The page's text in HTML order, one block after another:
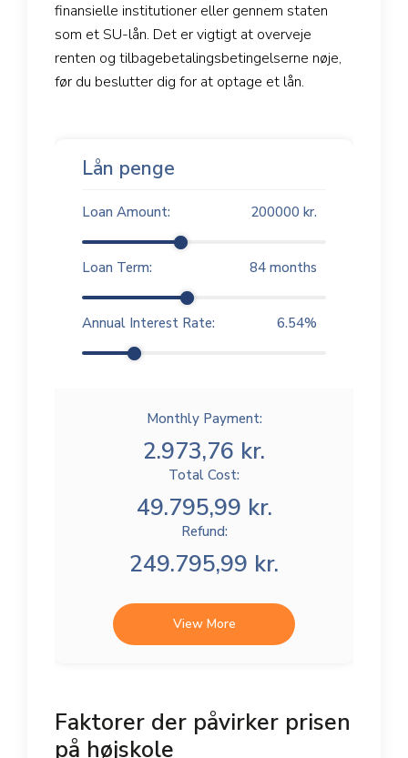
finansielle institutioner eller gennem staten
som et SU-lån. Det er vigtigt at overveje
renten og tilbagebetalingsbetingelserne nøje,
før du beslutter dig for at optage et lån.
Lån penge
Loan Amount: 200000 kr.
Loan Term: 84 months
Annual Interest Rate: 6.54%
Monthly Payment:
2.973,76 kr.
Total Cost:
49.795,99 kr.
Refund:
249.795,99 kr.
View More
Faktorer der påvirker prisen
på højskole